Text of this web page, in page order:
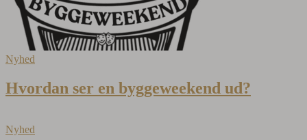
Nyhed
Hvordan ser en byggeweekend ud?
Nyhed